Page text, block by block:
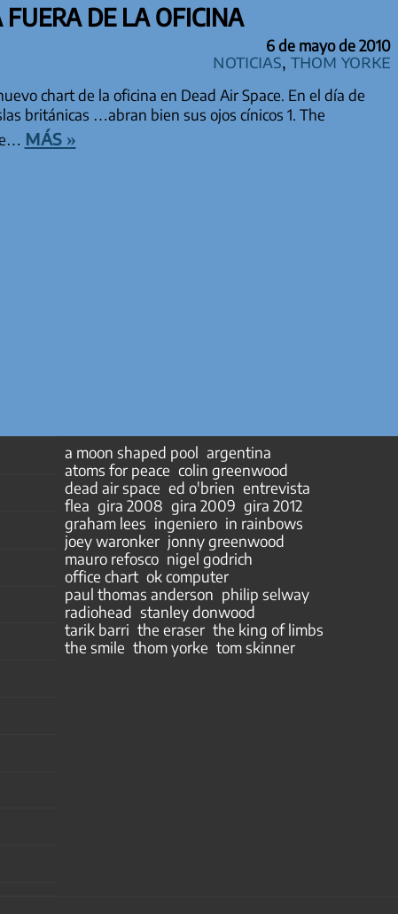
DE LA OFICINA
6 de mayo de 2010
Noticias Thom Yorke
chart de la oficina en Dead Air Space. En el día de
británicas …abran bien sus ojos cínicos 1. The
más »
a moon shaped pool argentina
atoms for peace colin greenwood
dead air space ed o'brien entrevista
flea gira 2008 gira 2009 gira 2012
graham lees ingeniero in rainbows
joey waronker jonny greenwood
mauro refosco nigel godrich
office chart ok computer
paul thomas anderson philip selway
radiohead stanley donwood
tarik barri the eraser the king of limbs
the smile thom yorke tom skinner